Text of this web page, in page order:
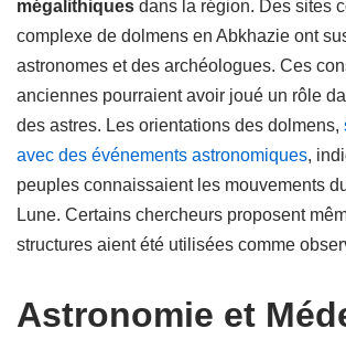
mégalithiques dans la région. Des sites
complexe de dolmens en Abkhazie ont
astronomes et des archéologues. Ces
anciennes pourraient avoir joué un rôle
des astres. Les orientations des dolmens,
avec des événements astronomiques,
peuples connaissaient les mouvements
Lune. Certains chercheurs proposent
structures aient été utilisées comme
Astronomie et